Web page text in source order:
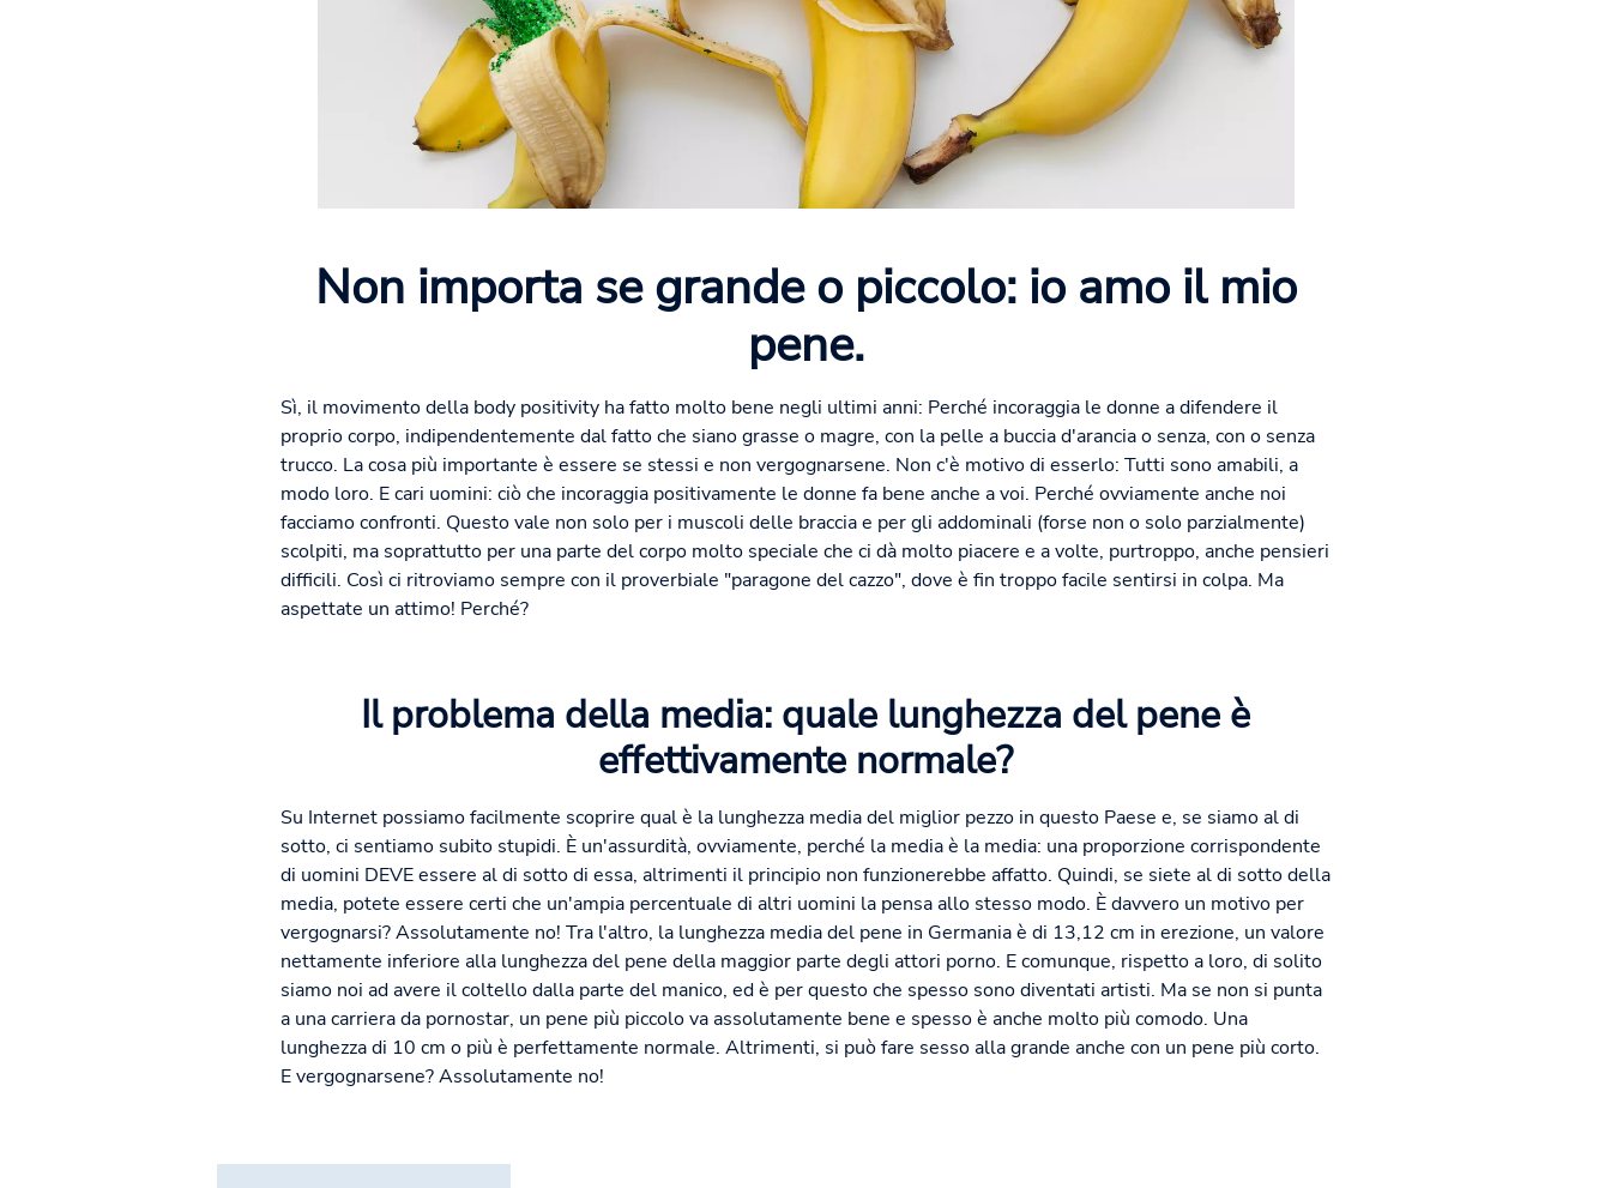
Non importa se grande o piccolo: io amo il mio
pene.
Sì, il movimento della body positivity ha fatto molto bene negli ultimi anni: Perché incoraggia le donne a difendere il
proprio corpo, indipendentemente dal fatto che siano grasse o magre, con la pelle a buccia d'arancia o senza, con o senza
trucco. La cosa più importante è essere se stessi e non vergognarsene. Non c'è motivo di esserlo: Tutti sono amabili, a
modo loro. E cari uomini: ciò che incoraggia positivamente le donne fa bene anche a voi. Perché ovviamente anche noi
facciamo confronti. Questo vale non solo per i muscoli delle braccia e per gli addominali (forse non o solo parzialmente)
scolpiti, ma soprattutto per una parte del corpo molto speciale che ci dà molto piacere e a volte, purtroppo, anche pensieri
difficili. Così ci ritroviamo sempre con il proverbiale "paragone del cazzo", dove è fin troppo facile sentirsi in colpa. Ma
aspettate un attimo! Perché?
Il problema della media: quale lunghezza del pene è
effettivamente normale?
Su Internet possiamo facilmente scoprire qual è la lunghezza media del miglior pezzo in questo Paese e, se siamo al di
sotto, ci sentiamo subito stupidi. È un'assurdità, ovviamente, perché la media è la media: una proporzione corrispondente
di uomini DEVE essere al di sotto di essa, altrimenti il principio non funzionerebbe affatto. Quindi, se siete al di sotto della
media, potete essere certi che un'ampia percentuale di altri uomini la pensa allo stesso modo. È davvero un motivo per
vergognarsi? Assolutamente no! Tra l'altro, la lunghezza media del pene in Germania è di 13,12 cm in erezione, un valore
nettamente inferiore alla lunghezza del pene della maggior parte degli attori porno. E comunque, rispetto a loro, di solito
siamo noi ad avere il coltello dalla parte del manico, ed è per questo che spesso sono diventati artisti. Ma se non si punta
a una carriera da pornostar, un pene più piccolo va assolutamente bene e spesso è anche molto più comodo. Una
lunghezza di 10 cm o più è perfettamente normale. Altrimenti, si può fare sesso alla grande anche con un pene più corto.
E vergognarsene? Assolutamente no!